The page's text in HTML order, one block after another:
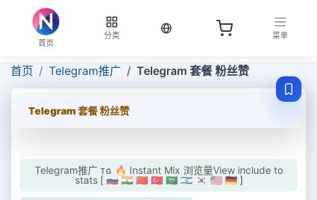
首页
分类
当前语言：中文
菜单
首页 Telegram推广 Telegram 套餐 粉丝赞
Telegram 套餐 粉丝赞
Telegram推广 ᴛɢ 🔥 Instant Mix 浏览量View include to
stats ⟮ 🇷🇺 🇮🇳 🇨🇳 🇹🇷 🇸🇦 🇮🇱 🇰🇷 🇺🇸 🇩🇪 ⟯